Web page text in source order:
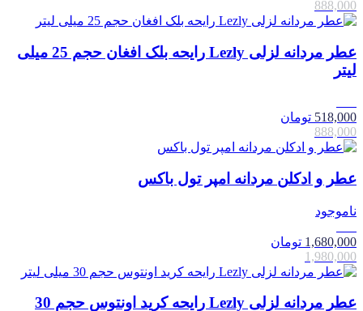
888,000
عطر مردانه لزلی Lezly رایحه بلک افغان حجم 25 میلی
لیتر
518,000 تومان
888,000
عطر و ادکلن مردانه امپر تول باکس
ناموجود
1,680,000 تومان
1,980,000
عطر مردانه لزلی Lezly رایحه کرید اونتوس حجم 30